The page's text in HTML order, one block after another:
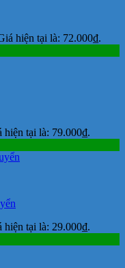
hiện tại là: 72.000₫.
hiện tại là: 79.000₫.
hiện tại là: 29.000₫.